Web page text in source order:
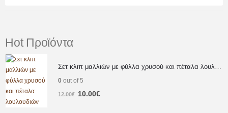
Hot Προϊόντα
Σετ κλιπ μαλλιών με φύλλα χρυσού και πέταλα λουλουδιών
0 out of 5
12.00€ 10.00€